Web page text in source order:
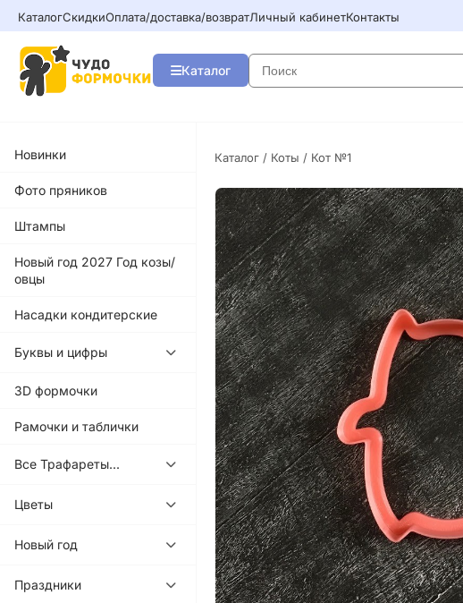
КаталогСкидкиОплата/доставка/возвратЛичный кабинетКонтакты
Каталог
Новинки
Фото пряников
Штампы
Новый год 2027 Год козы/
овцы
Насадки кондитерские
Буквы и цифры
3D формочки
Рамочки и таблички
Все Трафареты...
Цветы
Новый год
Праздники
Каталог / Коты / Кот №1